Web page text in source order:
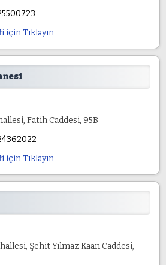
için Tıklayın
Fatih Caddesi, 95B
için Tıklayın
Şehit Yılmaz Kaan Caddesi,